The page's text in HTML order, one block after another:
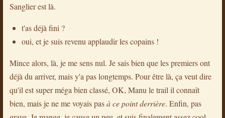
Sanglier est là.
t'as déjà fini ?
oui, et je suis revenu applaudir les copains !
Mince alors, là, je me sens nul. Je sais bien que les premiers ont
déjà du arriver, mais y'a pas longtemps. Pour être là, ça veut dire
qu'il est super méga bien classé, OK, Manu le trail il connaît
bien, mais je ne me voyais pasà ce point derrière. Enfin, pas